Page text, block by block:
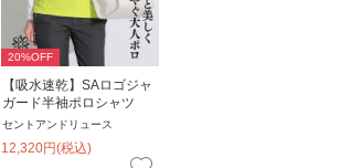
20%OFF
【吸水速乾】SAロゴジャ
ガード半袖ポロシャツ
セントアンドリュース
12,320円(税込)